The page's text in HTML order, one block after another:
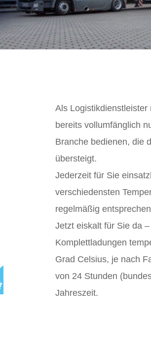
Als
bereits vollumfänglich
Branche bedienen, die
übersteigt.
Jederzeit für Sie
verschiedensten
regelmäßig
Jetzt eiskalt für Sie da
Komplettladungen
Grad Celsius, je nach
von 24 Stunden
Jahreszeit.